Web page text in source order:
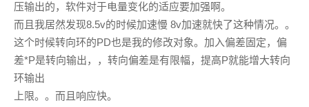
压输出的，软件对于电量变化的适应要加强啊。
而且我居然发现8.5v的时候加速慢 8v加速就快了这种情况。。
这个时候转向环的PD也是我的修改对象。加入偏差固定，偏
差*P是转向输出，，转向偏差是有限幅，提高P就能增大转向
环输出
上限。。而且响应快。